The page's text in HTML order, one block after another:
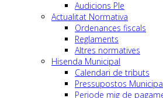
Audicions Ple
Actualitat Normativa
Ordenances fiscals
Reglaments
Altres normatives
Hisenda Municipal
Calendari de tributs
Pressupostos
Periode mig de